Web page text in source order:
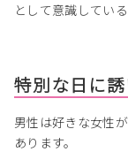
として意識している
特別な日に
男性は好きな女性
あります。